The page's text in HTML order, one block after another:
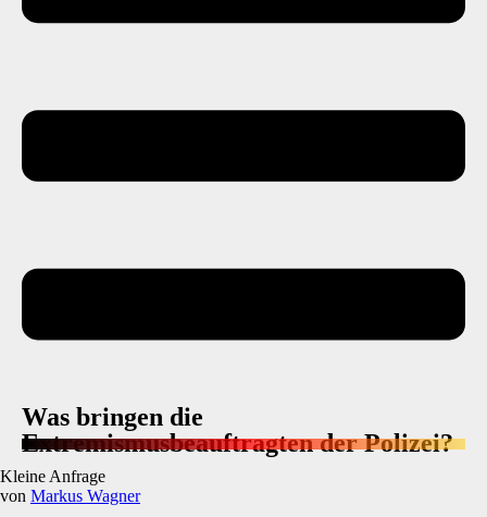
Was bringen die
Extremismusbeauftragten der Polizei?
Kleine Anfrage
von Markus Wagner